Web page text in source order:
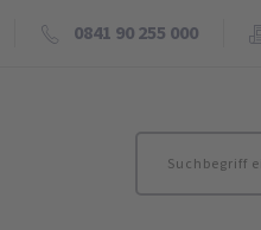
0841 90 255 000